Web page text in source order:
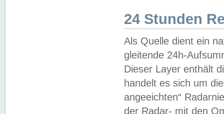
24 Stunden
Als Quelle dient ein
gleitende 24h-
Dieser Layer enthält
handelt es sich um
angeeichten“
der Radar- mit den